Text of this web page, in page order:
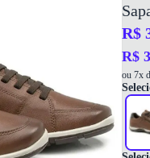
R$
R$
ou 7x